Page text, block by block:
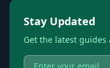
Stay Updated
Get the latest